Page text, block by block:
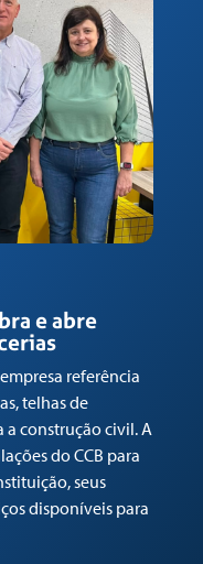
e abre
referência
telhas de
a construção civil. A
do CCB para
seus
disponíveis para